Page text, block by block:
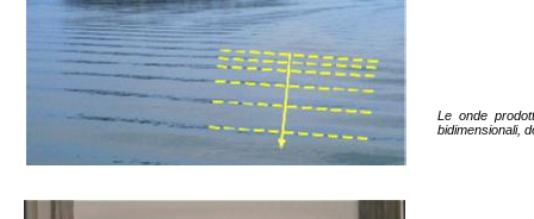
Le onde
bidimensionali,